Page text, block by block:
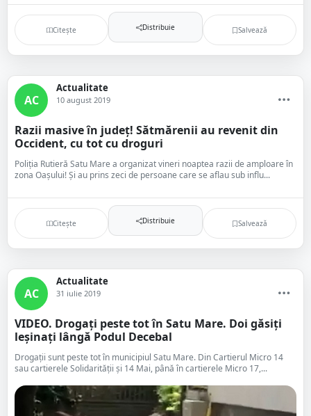
Citește Distribuie Salvează
AC
Actualitate
10 august 2019
Razii masive în județ! Sătmărenii au revenit din
Occident, cu tot cu droguri
Poliția Rutieră Satu Mare a organizat vineri noaptea razii de amploare în
zona Oașului! Și au prins zeci de persoane care se aflau sub influ...
Citește Distribuie Salvează
AC
Actualitate
31 iulie 2019
VIDEO. Drogați peste tot în Satu Mare. Doi găsiți
leșinați lângă Podul Decebal
Drogații sunt peste tot în municipiul Satu Mare. Din Cartierul Micro 14
sau cartierele Solidarității și 14 Mai, până în cartierele Micro 17,...